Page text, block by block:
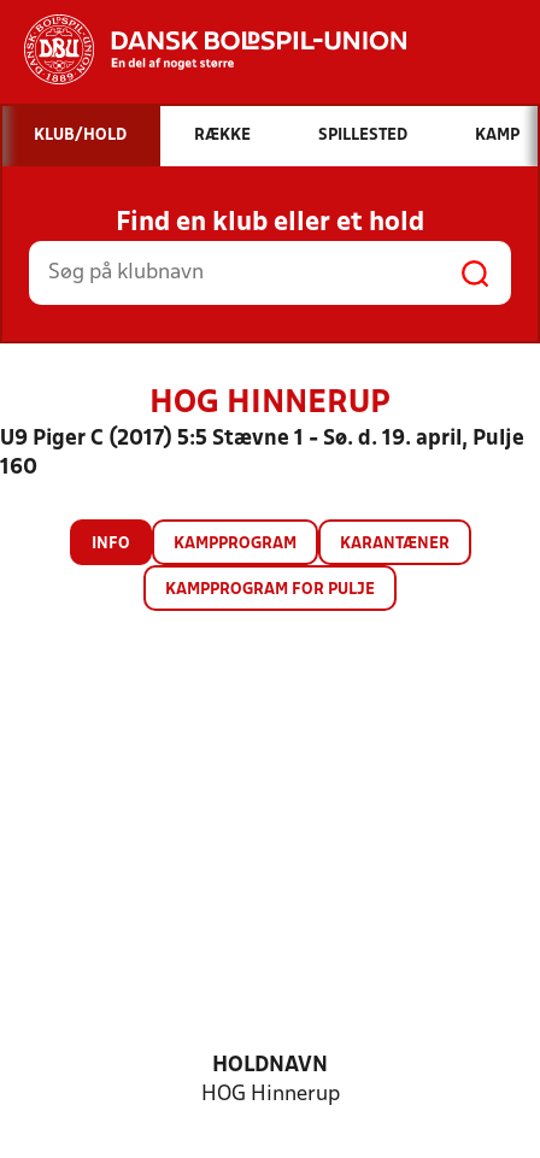
Hvad vil du søge efter?
INDHOLD OG NYHEDER
STILLINGER, RESULTATER, KLUBBER OG
HOLD
KLUB/HOLD RÆKKE SPILLESTED KAMP
Find en klub eller et hold
HOG HINNERUP
U9 Piger C (2017) 5:5 Stævne 1 - Sø. d. 19. april, Pulje
160
INFO KAMPPROGRAM KARANTÆNER
KAMPPROGRAM FOR PULJE
HOLDNAVN
HOG Hinnerup